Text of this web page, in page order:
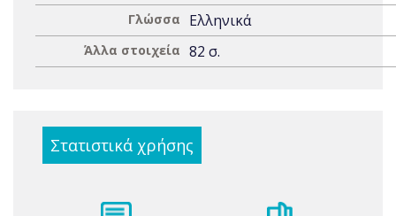
Γλώσσα Ελληνικά
Άλλα στοιχεία 82 σ.
Στατιστικά χρήσης